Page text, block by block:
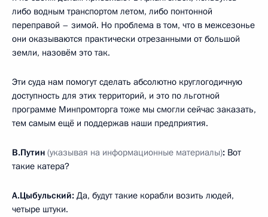
либо водным транспортом летом, либо понтонной
переправой – зимой. Но проблема в том, что в межсезонье
они оказываются практически отрезанными от большой
земли, назовём это так.
Эти суда нам помогут сделать абсолютно круглогодичную
доступность для этих территорий, и это по льготной
программе Минпромторга тоже мы смогли сейчас заказать,
тем самым ещё и поддержав наши предприятия.
В.Путин (указывая на информационные материалы): Вот
такие катера?
А.Цыбульский: Да, будут такие корабли возить людей,
четыре штуки.